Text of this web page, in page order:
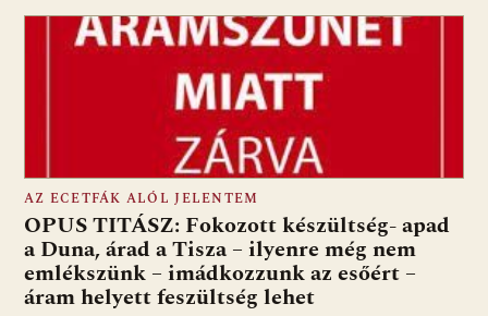
AZ ECETFÁK ALÓL JELENTEM
OPUS TITÁSZ: Fokozott készültség- apad
a Duna, árad a Tisza – ilyenre még nem
emlékszünk – imádkozzunk az esőért –
áram helyett feszültség lehet